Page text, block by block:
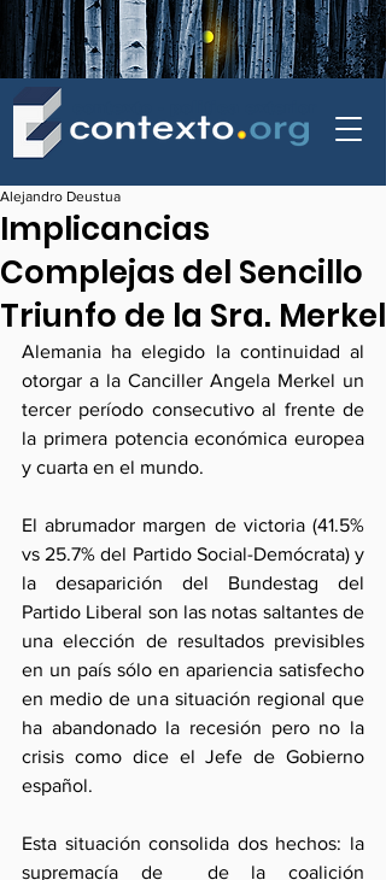
Implicancias
Complejas del Sencillo
Triunfo de la Sra. Merkel
Alejandro Deustua
Alemania ha elegido la continuidad al
otorgar a la Canciller Angela Merkel un
tercer período consecutivo al frente de
la primera potencia económica europea
y cuarta en el mundo.
El abrumador margen de victoria (41.5%
vs 25.7% del Partido Social-Demócrata) y
la desaparición del Bundestag del
Partido Liberal son las notas saltantes de
una elección de resultados previsibles
en un país sólo en apariencia satisfecho
en medio de una situación regional que
ha abandonado la recesión pero no la
crisis como dice el Jefe de Gobierno
español.
Esta situación consolida dos hechos: la
supremacía de  de la coalición